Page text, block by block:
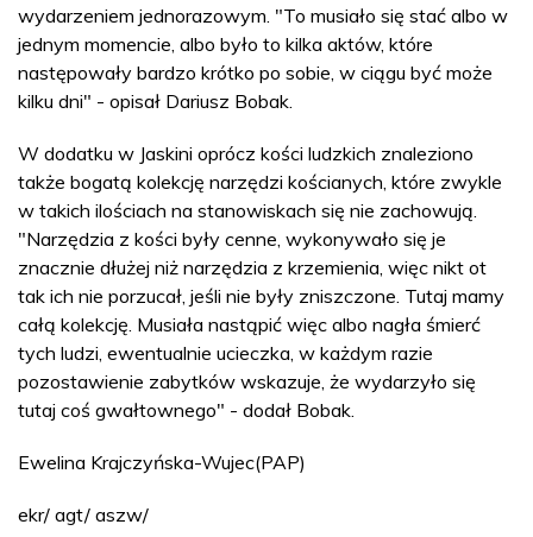
wydarzeniem jednorazowym. "To musiało się stać albo w
jednym momencie, albo było to kilka aktów, które
następowały bardzo krótko po sobie, w ciągu być może
kilku dni" - opisał Dariusz Bobak.
W dodatku w Jaskini oprócz kości ludzkich znaleziono
także bogatą kolekcję narzędzi kościanych, które zwykle
w takich ilościach na stanowiskach się nie zachowują.
"Narzędzia z kości były cenne, wykonywało się je
znacznie dłużej niż narzędzia z krzemienia, więc nikt ot
tak ich nie porzucał, jeśli nie były zniszczone. Tutaj mamy
całą kolekcję. Musiała nastąpić więc albo nagła śmierć
tych ludzi, ewentualnie ucieczka, w każdym razie
pozostawienie zabytków wskazuje, że wydarzyło się
tutaj coś gwałtownego" - dodał Bobak.
Ewelina Krajczyńska-Wujec(PAP)
ekr/ agt/ aszw/